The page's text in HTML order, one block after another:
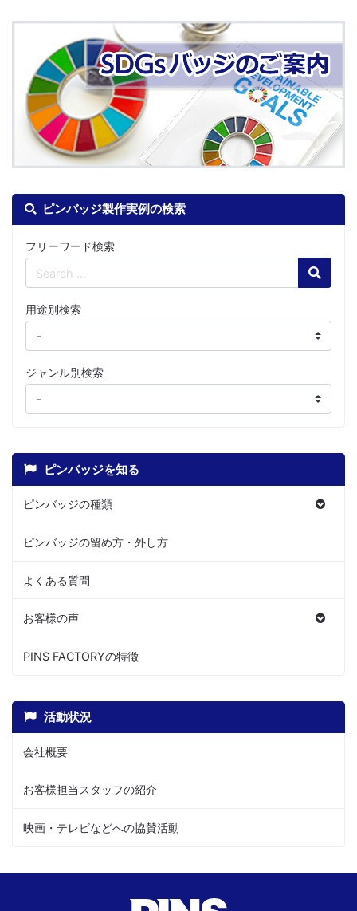
ピンバッジ製作実例の検索
フリーワード検索
Search
用途別検索
ジャンル別検索
ピンバッジを知る
ピンバッジの種類
ピンバッジの留め方・外し方
よくある質問
お客様の声
PINS FACTORYの特徴
活動状況
会社概要
お客様担当スタッフの紹介
映画・テレビなどへの協賛活動